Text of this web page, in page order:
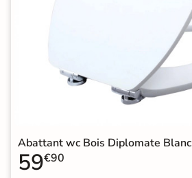
Abattant wc Bois Diplomate Blanc
59€90